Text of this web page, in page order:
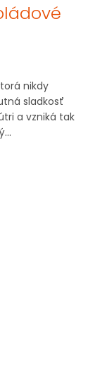
nikdy
sladkosť
a vzniká tak